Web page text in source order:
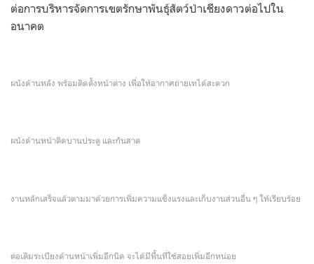
ต่อการบริหารจัดการเขตรักษาพันธุ์สัตว์ป่าเชียงดาวต่อไปใน
อนาคต
ผนังด้านหลัง พร้อมติดตั้งหน้าต่าง เพื่อให้อากาศถ่ายเทได้สะดวก
ผนังด้านหน้าติดบานประตู และกันสาด
งานหลักเสร็จแล้วตามมาด้วยการเพิ่มความแข็งแรงและเก็บงานส่วนอื่น ๆ ให้เรียบร้อย
ต่อเติมระเบียงด้านหน้าเพิ่มอีกนิด จะได้มีพื้นที่ใช้สอยเพิ่มอีกหน่อย